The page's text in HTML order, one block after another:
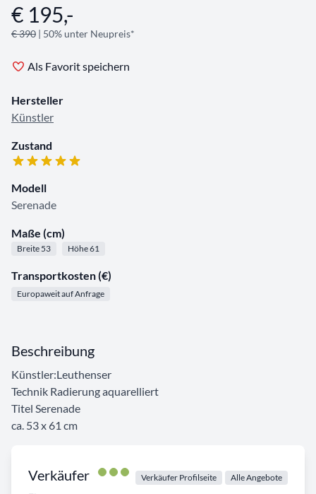
Angebotsinformationen
€ 195,-
€ 390 | 50% unter Neupreis*
Als Favorit speichern
Hersteller
Künstler
Zustand
Modell
Serenade
Maße (cm)
Breite 53 Höhe 61
Transportkosten (€)
Europaweit auf Anfrage
Verkäufer Verkäufer Profilseite Alle Angebote
Beschreibung
Künstler:Leuthenser
Technik Radierung aquarelliert
Titel Serenade
ca. 53 x 61 cm